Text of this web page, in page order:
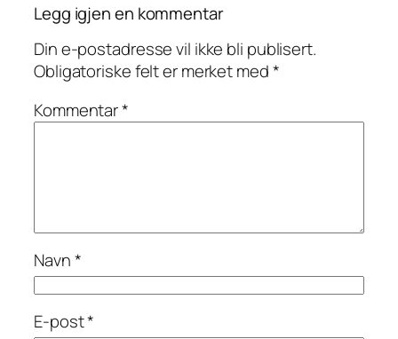
Legg igjen en kommentar
Din e-postadresse vil ikke bli publisert.
Obligatoriske felt er merket med*
Kommentar*
Navn*
E-post*